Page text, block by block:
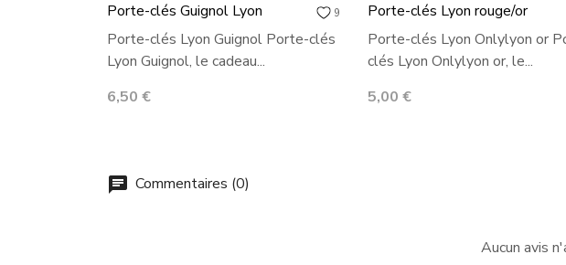
9
Porte-clés Guignol Lyon
Porte-clés Lyon Guignol Porte-clés
Lyon Guignol, le cadeau...
Prix
6,50 €
Porte-clés Lyon rouge/or
Porte-clés Lyon Onlylyon or
clés Lyon Onlylyon or, le...
Prix
5,00 €
chat Commentaires (0)
Aucun avis